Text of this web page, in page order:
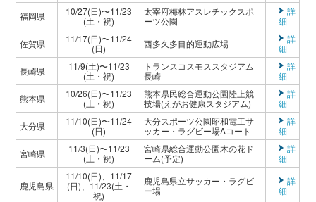
福岡県
10/27(日)〜11/23
(土・祝)
太宰府梅林アスレチックスポ
ーツ公園
詳
細
佐賀県
11/17(日)〜11/24
(日)
西多久多目的運動広場
詳
細
長崎県
11/9(土)〜11/23
(土・祝)
トランスコスモススタジアム
長崎
詳
細
熊本県
10/26(日)〜11/23
(土・祝)
熊本県民総合運動公園陸上競
技場(えがお健康スタジアム)
詳
細
大分県
11/10(日)〜11/24
(日)
大分スポーツ公園昭和電工サ
ッカー・ラグビー場Aコート
詳
細
宮崎県
11/3(日)〜11/23
(土・祝)
宮崎県総合運動公園木の花ド
ーム(予定)
詳
細
鹿児島県
11/10(日)、11/17
(日)、11/23(土・
祝)
鹿児島県立サッカー・ラグビ
ー場
詳
細